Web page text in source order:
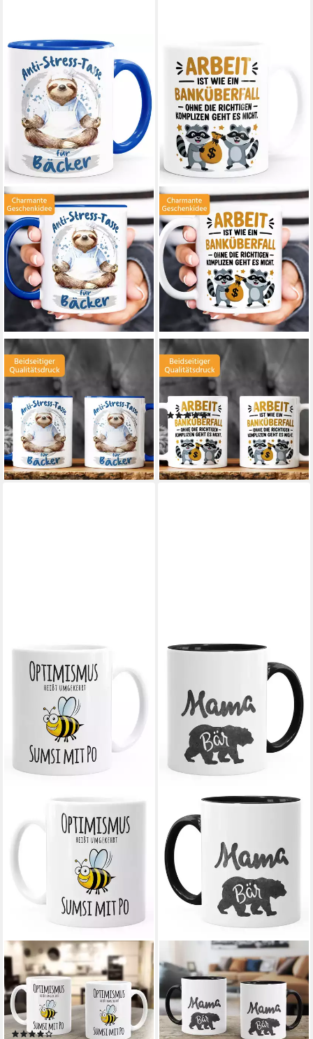
MOONWORKS
Tasse Kaffee-Tasse Geschenk
Bäcker Anti Stress Bürotasse
Faultier Lustig, Keramik
14,90 €
lieferbar - in 5-6 Werktagen bei dir
+20
MOONWORKS
Tasse Tasse Spruch Arbeit ist
wie ein Banküberfall
Bürotasse Geschenk, Keramik
(1)
13,90 €
lieferbar - in 5-6 Werktagen bei dir
MOONWORKS
Tasse Kaffee-Tasse Spruch
Optimismus heisst umgekehrt
Sumsi mit Po Bürotasse Motiv
Biene MoonWorks®, Keramik
(4)
MOONWORKS
Tasse Kaffee-Tasse [object
Object] Bär MoonWorks®,
Keramik
13,90 €
lieferbar - in 5-6 Werktagen bei dir